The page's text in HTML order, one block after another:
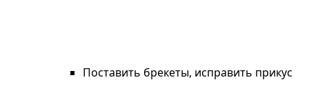
Поставить брекеты, исправить прикус